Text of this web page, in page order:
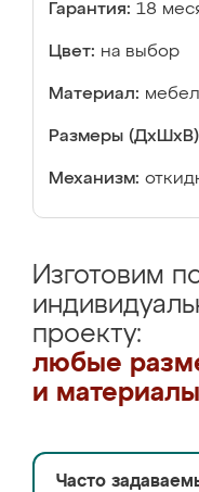
Гарантия: 18
Цвет: на выбор
Материал:
Размеры
Механизм:
Изготовим
проекту:
любые
и материалы
Часто